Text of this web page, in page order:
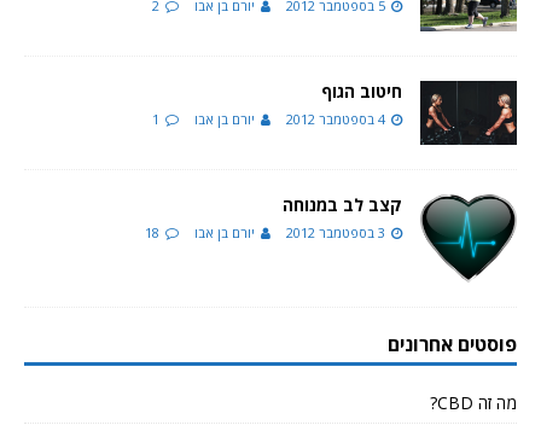
5 בספטמבר 2012 יורם בן אבו 2
חיטוב הגוף
4 בספטמבר 2012 יורם בן אבו 1
קצב לב במנוחה
3 בספטמבר 2012 יורם בן אבו 18
פוסטים אחרונים
מה זה CBD?